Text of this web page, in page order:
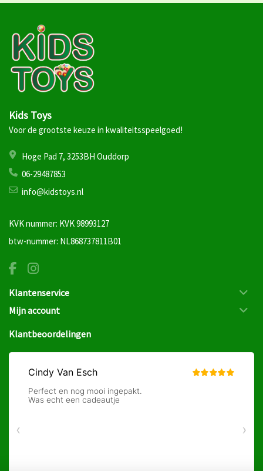
Kids Toys
Voor de grootste keuze in kwaliteitsspeelgoed!
Hoge Pad 7, 3253BH Ouddorp
06-29487853
info@kidstoys.nl
KVK nummer: KVK 98993127
btw-nummer: NL868737811B01
Klantenservice
Mijn account
Klantbeoordelingen